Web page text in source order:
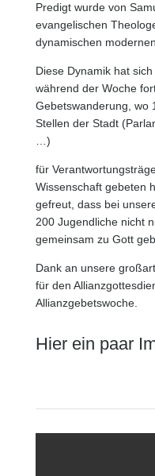
Predigt wurde von
evangelischen
dynamischen
Diese Dynamik hat
während der Woche
Gebetswanderung, wo
Stellen der Stadt
…)
für
Wissenschaft gebeten
gefreut, dass bei
200 Jugendliche nicht
gemeinsam zu Gott
Dank an unsere
für den
Allianzgebetswoche.
Hier ein paar